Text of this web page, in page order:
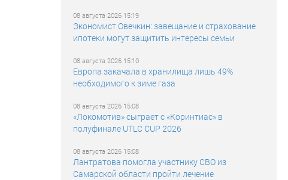
08 августа 2026 15:19
Экономист Овечкин: завещание и страхование
ипотеки могут защитить интересы семьи
08 августа 2026 15:10
Европа закачала в хранилища лишь 49%
необходимого к зиме газа
08 августа 2026 15:08
«Локомотив» сыграет с «Коринтиас» в
полуфинале UTLC CUP 2026
08 августа 2026 15:08
Лантратова помогла участнику СВО из
Самарской области пройти лечение